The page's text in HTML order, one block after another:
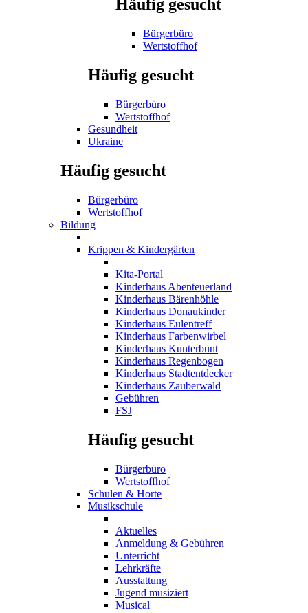
Häufig gesucht
Bürgerbüro
Wertstoffhof
Häufig gesucht
Bürgerbüro
Wertstoffhof
Gesundheit
Ukraine
Häufig gesucht
Bürgerbüro
Wertstoffhof
Bildung
Krippen & Kindergärten
Kita-Portal
Kinderhaus Abenteuerland
Kinderhaus Bärenhöhle
Kinderhaus Donaukinder
Kinderhaus Eulentreff
Kinderhaus Farbenwirbel
Kinderhaus Kunterbunt
Kinderhaus Regenbogen
Kinderhaus Stadtentdecker
Kinderhaus Zauberwald
Gebühren
FSJ
Häufig gesucht
Bürgerbüro
Wertstoffhof
Schulen & Horte
Musikschule
Aktuelles
Anmeldung & Gebühren
Unterricht
Lehrkräfte
Ausstattung
Jugend musiziert
Musical